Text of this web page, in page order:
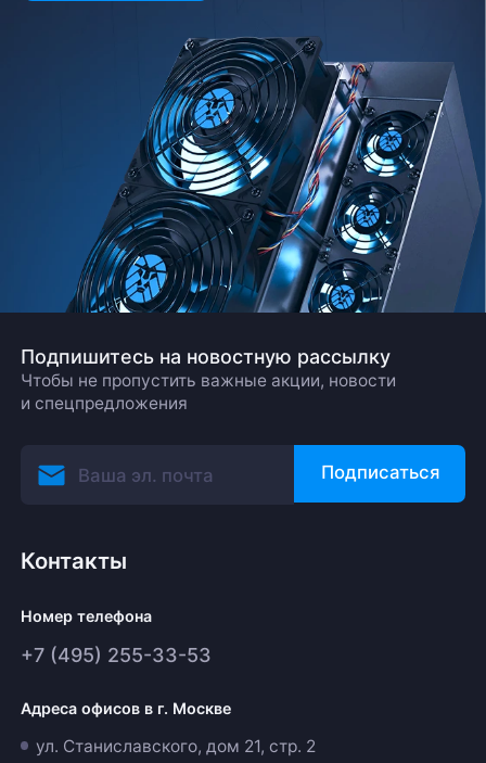
Подпишитесь на новостную рассылку
Чтобы не пропустить важные акции, новости
и спецпредложения
Подписаться
Контакты
Номер телефона
+7 (495) 255-33-53
Адреса офисов в г. Москве
ул. Станиславского, дом 21, стр. 2